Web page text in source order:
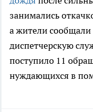
занимались
а жители
диспетчерскую
поступило 11
нуждающихся в